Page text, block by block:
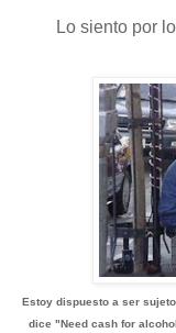
Lo siento por
Estoy dispuesto a ser
dice "Need cash for